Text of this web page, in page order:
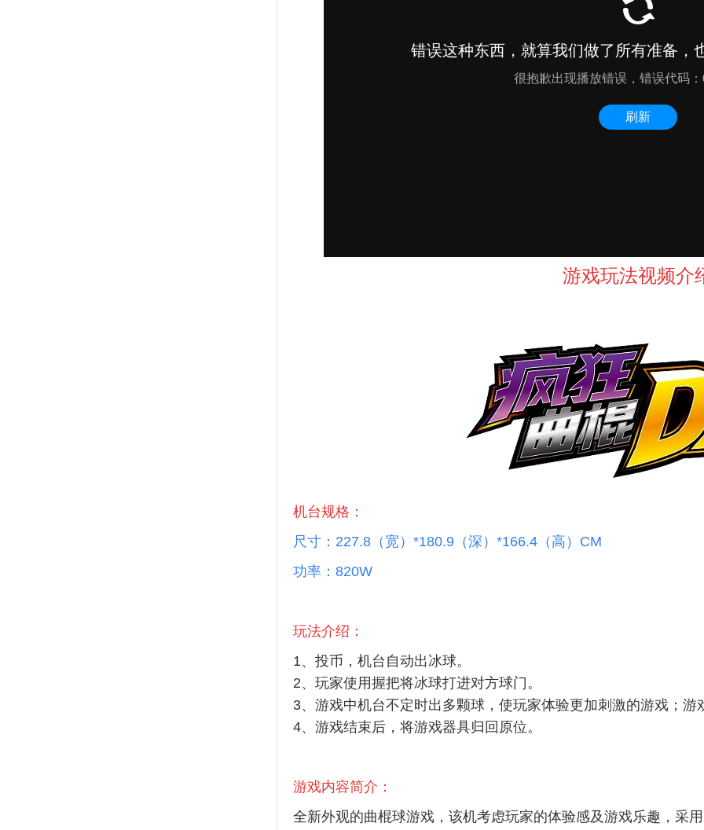
游戏玩法视频介
机台规格：
尺寸：227.8（宽）*180.9（深）*166.4（高）CM
功率：820W
玩法介绍：
1、投币，机台自动出冰球。
2、玩家使用握把将冰球打进对方球门。
3、游戏中机台不定时出多颗球，使玩家体验更加刺激的游戏；
4、游戏结束后，将游戏器具归回原位。
游戏内容简介：
全新外观的曲棍球游戏，该机考虑玩家的体验感及游戏乐趣，采